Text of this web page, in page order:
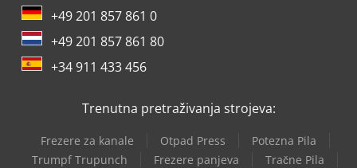
+49 201 857 861 0
+49 201 857 861 80
+34 911 433 456
Trenutna pretraživanja strojeva:
Frezere za kanale Otpad Press
Potezna Pila
Trumpf Trupunch
Frezere panjeva
Tračne Pila